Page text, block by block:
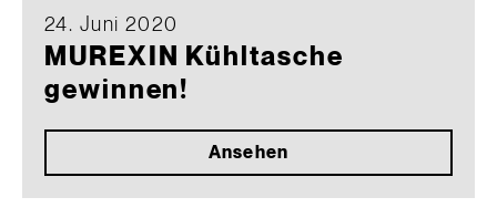
24. Juni 2020
MUREXIN Kühltasche
gewinnen!
Ansehen